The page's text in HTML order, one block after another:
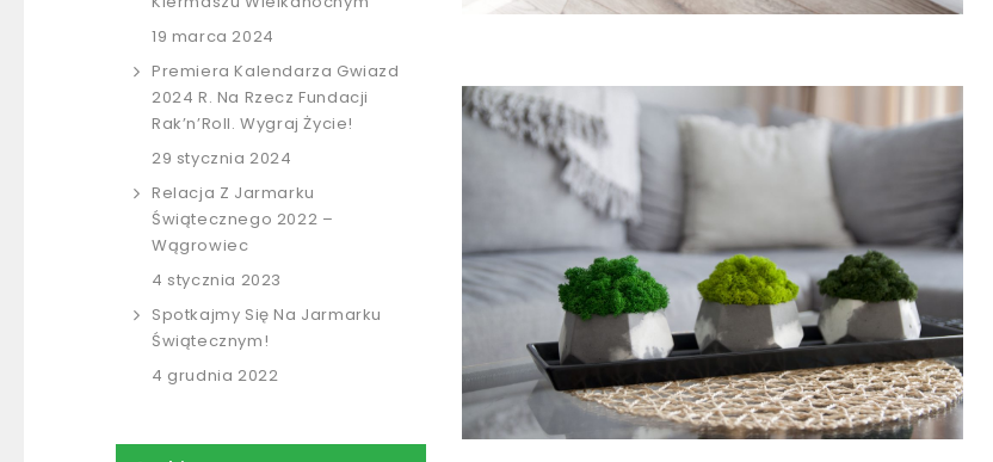
19 marca 2024
Premiera Kalendarza Gwiazd
2024 R. Na Rzecz Fundacji
Rak’n’Roll. Wygraj Życie!
29 stycznia 2024
Relacja Z Jarmarku
Świątecznego 2022 –
Wągrowiec
4 stycznia 2023
Spotkajmy Się Na Jarmarku
Świątecznym!
4 grudnia 2022